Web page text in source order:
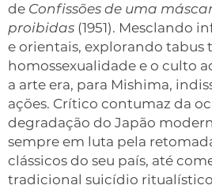
de Confissões de uma
proibidas (1951). Mesclando
e orientais, explorando tabus
homossexualidade e o culto
a arte era, para Mishima,
ações. Crítico contumaz da
degradação do Japão
sempre em luta pela
clássicos do seu país, até
tradicional suicídio ritualístico